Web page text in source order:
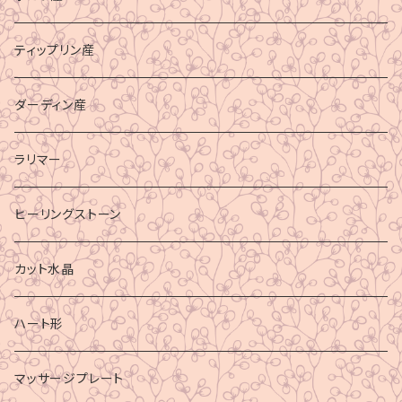
ティップリン産
ダーディン産
ラリマー
ヒーリングストーン
カット水晶
ハート形
マッサージプレート